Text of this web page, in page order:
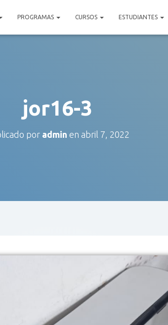
PROGRAMAS CURSOS ESTUDIANTES
jor16-3
por admin en abril 7, 2022